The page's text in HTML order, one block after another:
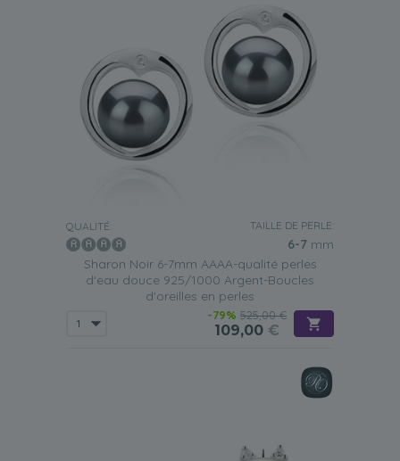
QUALITÉ: TAILLE DE PERLE:
6-7 mm
Sharon Noir 6-7mm AAAA-qualité perles
d'eau douce 925/1000 Argent-Boucles
d'oreilles en perles
-79% 525,00 €
109,00 €